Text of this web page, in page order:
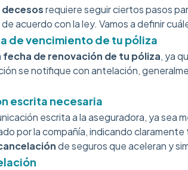
decesosrequiere seguir ciertos pasos
acuerdo con la ley. Vamos a definir
de vencimiento de tu póliza
fecha de renovación de tu póliza, ya
se notifique con antelación,
escrita necesaria
escrita a la aseguradora, ya sea
por la compañía, indicando claramente
de seguros que aceleran y